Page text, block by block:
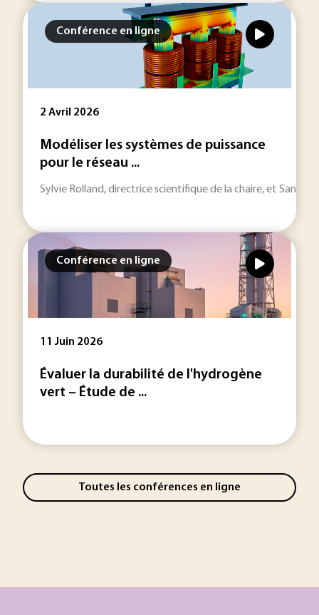
Conférence en ligne
2 Avril 2026
Modéliser les systèmes de puissance
pour le réseau ...
Sylvie Rolland, directrice scientifique de la chaire, et Sanja
Conférence en ligne
11 Juin 2026
Évaluer la durabilité de l'hydrogène
vert – Étude de ...
Toutes les conférences en ligne